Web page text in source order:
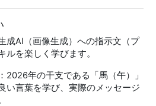
成AI（画像生成）への指示文（プ
ルを楽しく学びます。
：2026年の干支である「馬（午）」
い言葉を学び、実際のメッセージ